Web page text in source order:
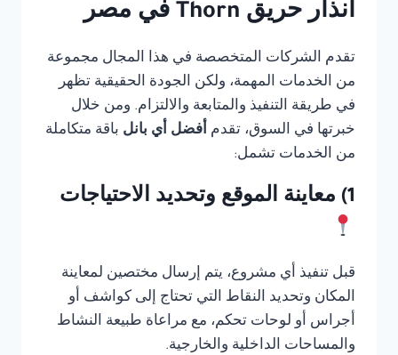
انذار حريق Thorn في مصر
تقدم الشركات المتخصصة في هذا المجال مجموعة
من الخدمات المهمة، ولكن الجودة الحقيقية تظهر
في طريقة التنفيذ والمتابعة والالتزام. ومن خلال
خبرتها في السوق، تقدم أفضل أي بانل باقة متكاملة
من الخدمات تشمل:
1) معاينة الموقع وتحديد الاحتياجات
قبل تنفيذ أي مشروع، يتم إرسال مختصين لمعاينة
المكان وتحديد النقاط التي تحتاج إلى كواشف أو
أجراس أو لوحات تحكم، مع مراعاة طبيعة النشاط
والمساحات الداخلية والخارجية.